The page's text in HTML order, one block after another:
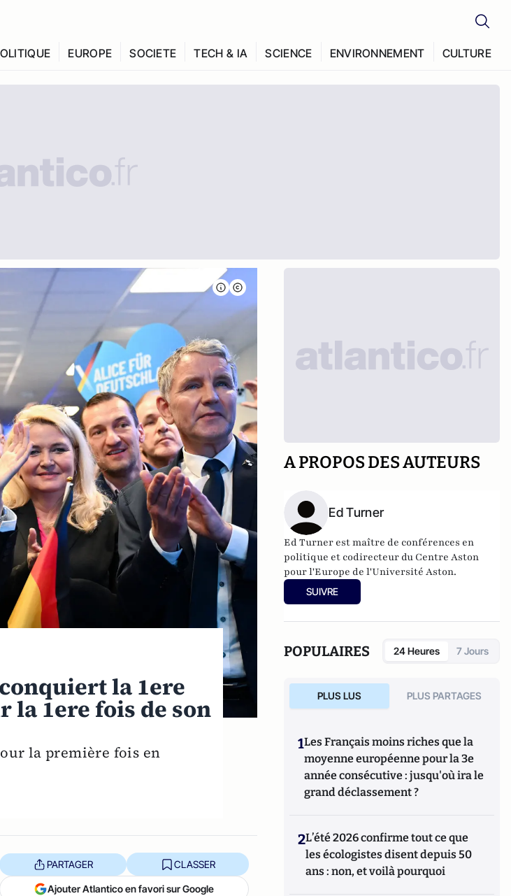
EUROPE SOCIETE TECH & IA SCIENCE ENVIRONNEMENT CULTURE
conquiert la 1ere
la 1ere fois de son
la première fois en
PARTAGER CLASSER
Ajouter Atlantico en favori sur Google
A PROPOS DES AUTEURS
Ed Turner
Ed Turner est maître de conférences en
politique et codirecteur du Centre Aston
pour l'Europe de l'Université Aston.
SUIVRE
POPULAIRES 24 Heures 7 Jours
PLUS LUS PLUS PARTAGES
1Les Français moins riches que la
moyenne européenne pour la 3e
année consécutive : jusqu'où ira le
grand déclassement ?
2L’été 2026 confirme tout ce que
les écologistes disent depuis 50
ans : non, et voilà pourquoi